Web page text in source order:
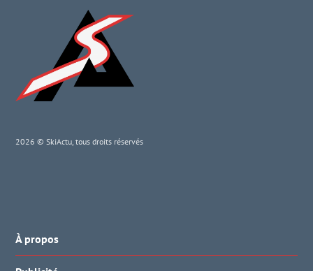
2026 © SkiActu, tous droits réservés
À propos